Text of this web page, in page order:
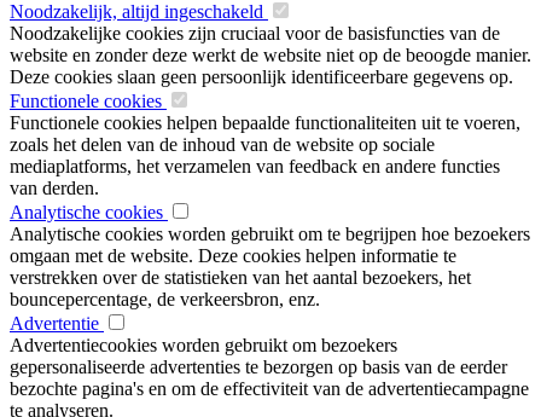
Noodzakelijk, altijd ingeschakeld
Noodzakelijke cookies zijn cruciaal voor de basisfuncties van de
website en zonder deze werkt de website niet op de beoogde manier.
Deze cookies slaan geen persoonlijk identificeerbare gegevens op.
Functionele cookies
Functionele cookies helpen bepaalde functionaliteiten uit te voeren,
zoals het delen van de inhoud van de website op sociale
mediaplatforms, het verzamelen van feedback en andere functies
van derden.
Analytische cookies
Analytische cookies worden gebruikt om te begrijpen hoe bezoekers
omgaan met de website. Deze cookies helpen informatie te
verstrekken over de statistieken van het aantal bezoekers, het
bouncepercentage, de verkeersbron, enz.
Advertentie
Advertentiecookies worden gebruikt om bezoekers
gepersonaliseerde advertenties te bezorgen op basis van de eerder
bezochte pagina's en om de effectiviteit van de advertentiecampagne
te analyseren.